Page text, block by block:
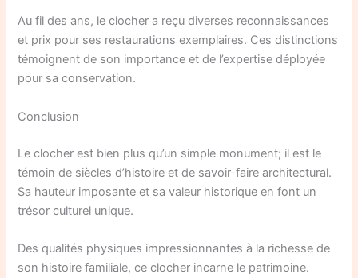
Au fil des ans, le clocher a reçu diverses reconnaissances
et prix pour ses restaurations exemplaires. Ces distinctions
témoignent de son importance et de l’expertise déployée
pour sa conservation.
Conclusion
Le clocher est bien plus qu’un simple monument; il est le
témoin de siècles d’histoire et de savoir-faire architectural.
Sa hauteur imposante et sa valeur historique en font un
trésor culturel unique.
Des qualités physiques impressionnantes à la richesse de
son histoire familiale, ce clocher incarne le patrimoine.